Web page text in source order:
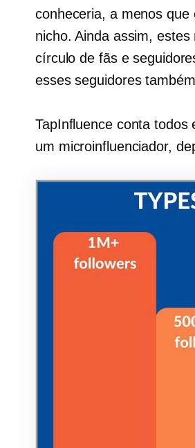
conheceria, a menos
nicho. Ainda assim, estes
círculo de fãs e
esses seguidores
TapInfluence conta
um microinfluenciador,